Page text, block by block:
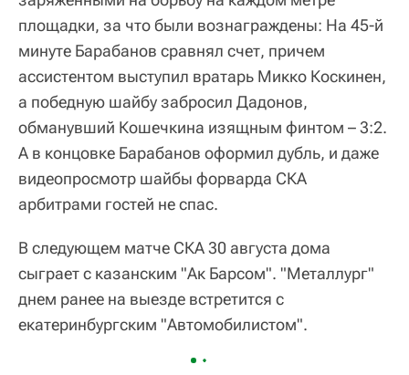
площадки, за что были вознаграждены: На 45-й
минуте Барабанов сравнял счет, причем
ассистентом выступил вратарь Микко Коскинен,
а победную шайбу забросил Дадонов,
обманувший Кошечкина изящным финтом – 3:2.
А в концовке Барабанов оформил дубль, и даже
видеопросмотр шайбы форварда СКА
арбитрами гостей не спас.
В следующем матче СКА 30 августа дома
сыграет с казанским "Ак Барсом". "Металлург"
днем ранее на выезде встретится с
екатеринбургским "Автомобилистом".